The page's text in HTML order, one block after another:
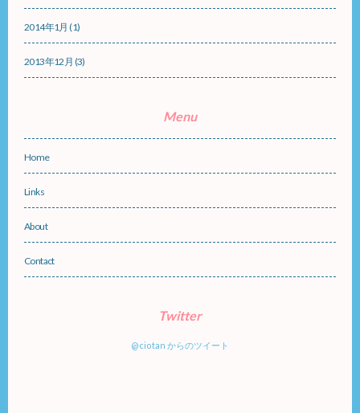
2014年1月 (1)
2013年12月 (3)
Menu
Home
Links
About
Contact
Twitter
@ciotan からのツイート